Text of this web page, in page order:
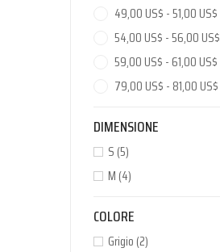
49,00 US$ - 51,00 US$
54,00 US$ - 56,00 US$
59,00 US$ - 61,00 US$
79,00 US$ - 81,00 US$
DIMENSIONE
S (5)
M (4)
COLORE
Grigio (2)